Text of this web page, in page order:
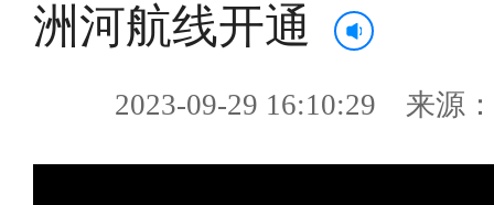
洲河航线开通
2023-09-29 16:10:29 来源